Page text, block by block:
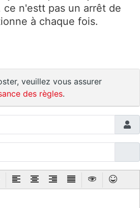
ce n'estt pas un arrêt de
à chaque fois.
veuillez vous assurer
des règles.